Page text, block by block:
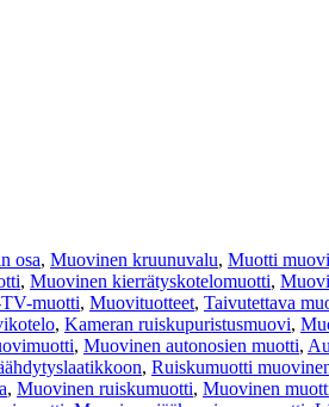
osa, Muovinen kruunuvalu, Muotti
, Muovinen kierrätyskotelomuotti,
muotti, Muovituotteet, Taivutettava
, Kameran ruiskupuristusmuovi,
, Muovinen autonosien muotti,
, Ruiskumuotti
, Muovinen ruiskumuotti, Muovinen